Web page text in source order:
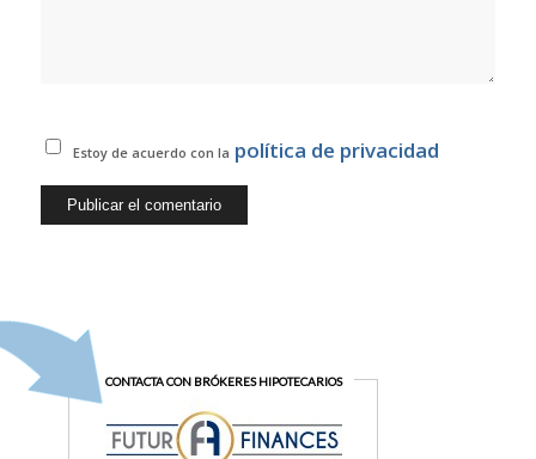
Estoy de acuerdo con la política de privacidad